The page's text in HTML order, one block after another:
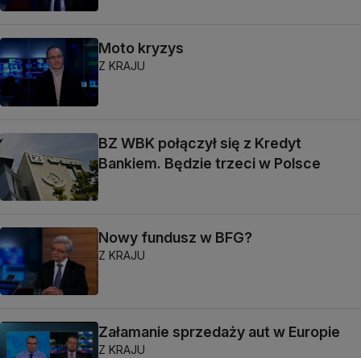
Moto kryzys
Z KRAJU
BZ WBK połączył się z Kredyt
Bankiem. Będzie trzeci w Polsce
Nowy fundusz w BFG?
Z KRAJU
Załamanie sprzedaży aut w Europie
Z KRAJU